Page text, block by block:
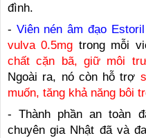
đình.
- Viên nén âm đạo
vulva 0.5mg trong mỗi
chất cặn bã, giữ môi
Ngoài ra, nó còn hỗ trợ
muốn, tăng khả năng bôi
- Thành phần an toàn
chuyên gia Nhật đã và